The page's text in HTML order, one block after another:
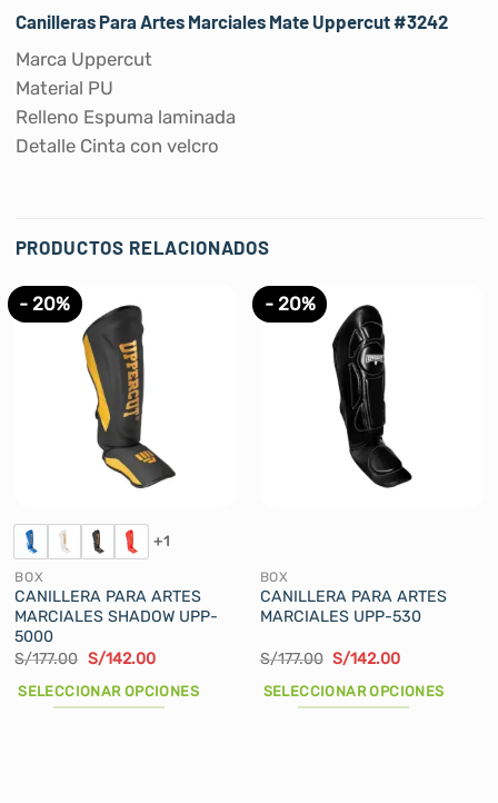
Canilleras Para Artes Marciales Mate Uppercut #3242
Marca Uppercut
Material PU
Relleno Espuma laminada
Detalle Cinta con velcro
PRODUCTOS RELACIONADOS
- 20%
+1
BOX
CANILLERA PARA ARTES
MARCIALES SHADOW UPP-
5000
S/177.00 El
original
era:
S/142.00El
actual
es:
SELECCIONAR OPCIONES
- 20%
BOX
CANILLERA PARA ARTES
MARCIALES UPP-530
S/177.00 El
original
era:
S/142.00El
actual
es:
SELECCIONAR OPCIONES